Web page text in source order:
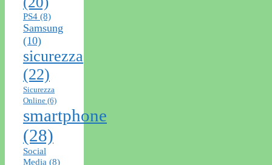
PS4 (8)
Samsung
(10)
sicurezza
(22)
Sicurezza
Online (6)
smartphone
(28)
Social
Media (8)